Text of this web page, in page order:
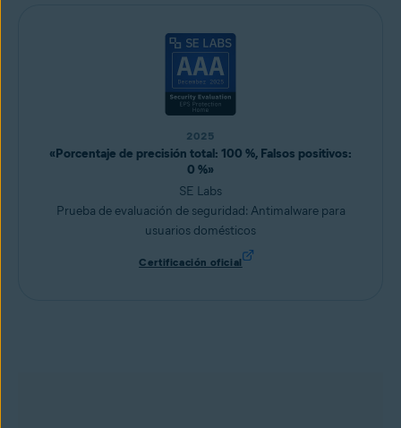
2025
«Porcentaje de precisión total: 100 %, Falsos positivos:
0 %»
SE Labs
Prueba de evaluación de seguridad: Antimalware para
usuarios domésticos
Certificación oficial